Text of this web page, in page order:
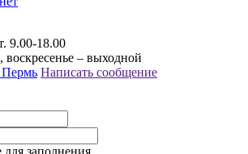
9.00-18.00
воскресенье – выходной
Пермь Написать сообщение
для заполнения